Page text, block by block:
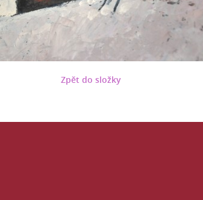
Zpět do složky